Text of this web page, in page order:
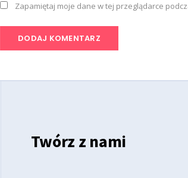
Zapamiętaj moje dane w tej przeglądarce
Twórz z nami